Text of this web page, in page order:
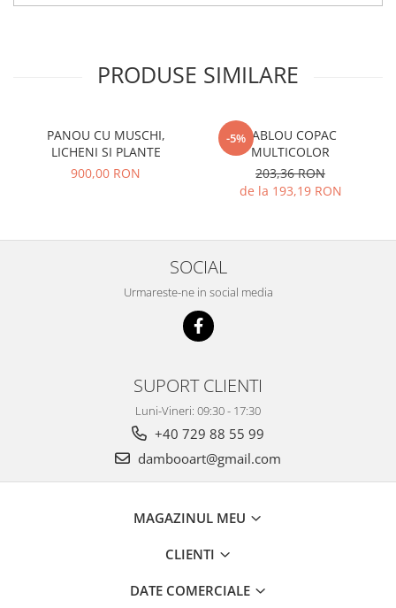
PRODUSE SIMILARE
PANOU CU MUSCHI,
LICHENI SI PLANTE
900,00 RON
-5%TABLOU COPAC
MULTICOLOR
203,36 RON
de la 193,19 RON
SOCIAL
Urmareste-ne in social media
SUPORT CLIENTI
Luni-Vineri: 09:30 - 17:30
+40 729 88 55 99
dambooart@gmail.com
MAGAZINUL MEU
CLIENTI
DATE COMERCIALE